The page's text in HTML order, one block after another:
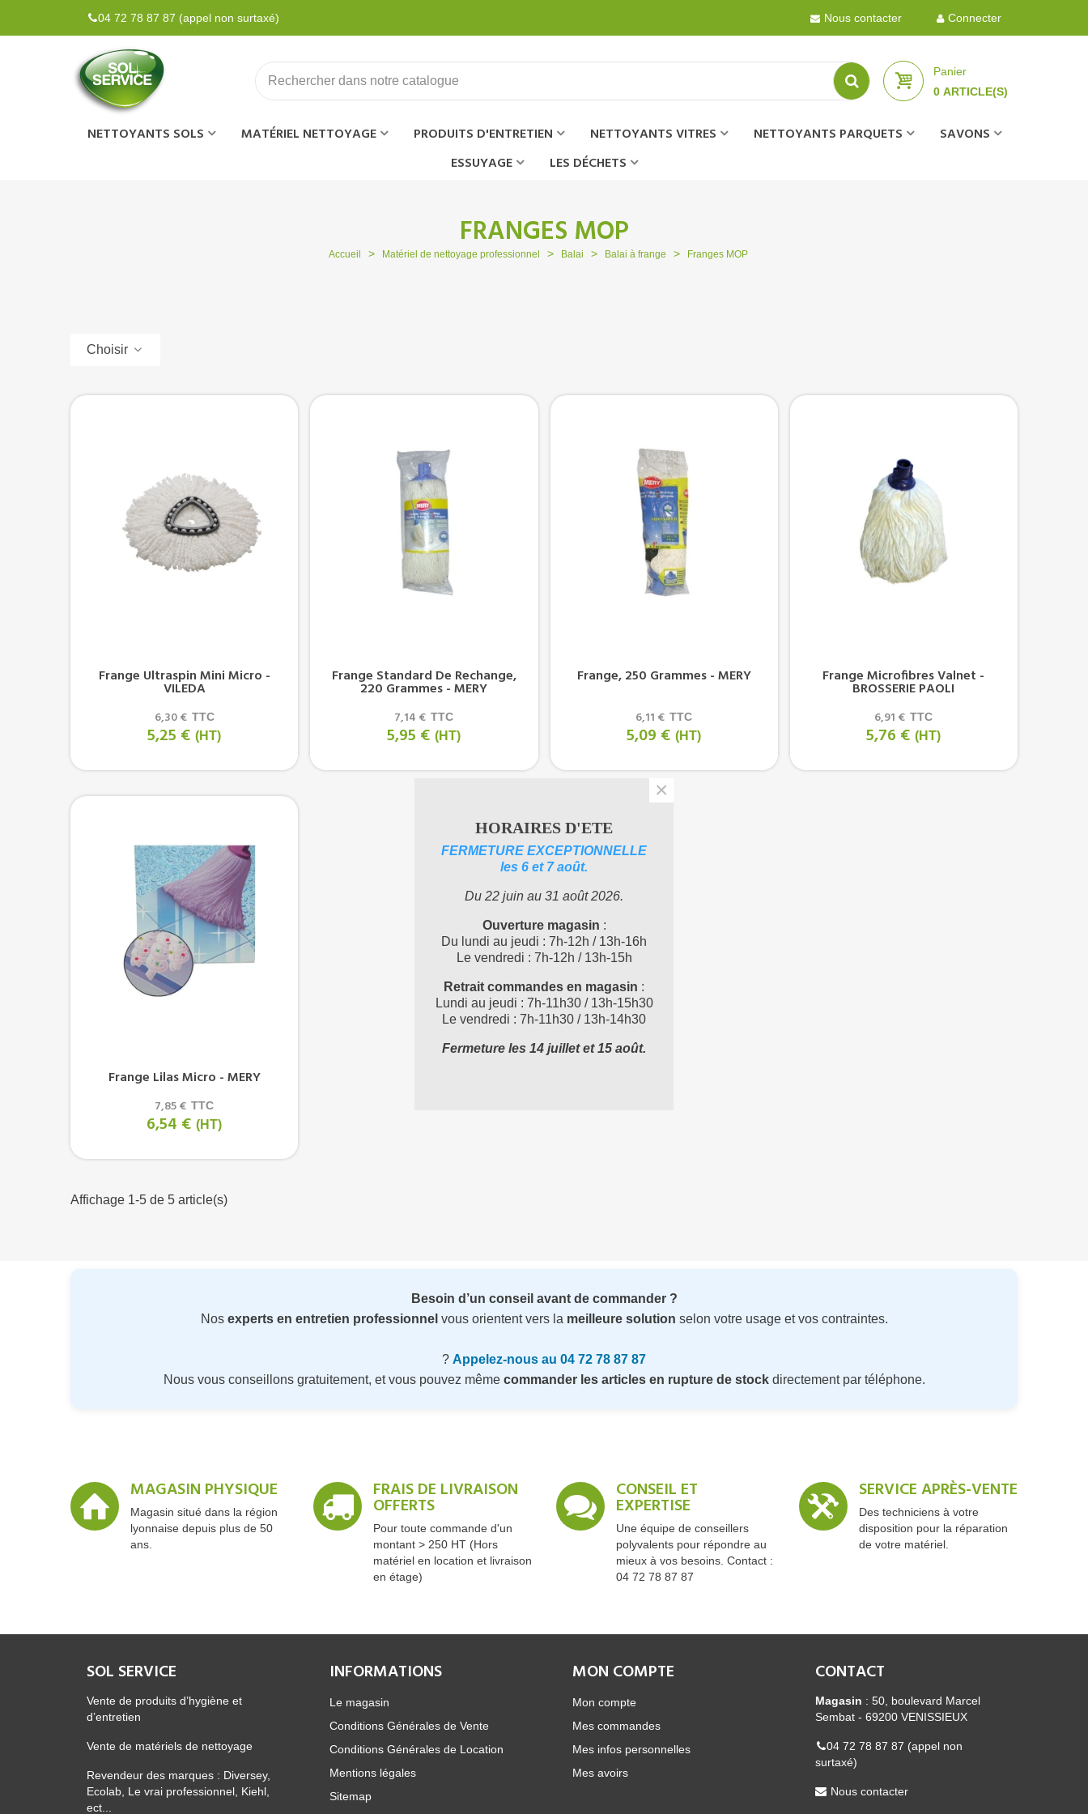
04 72 78 87 87 (appel non surtaxé) Nous contacter Connecter
Panier
0 ARTICLE(S)
NETTOYANTS SOLS MATÉRIEL NETTOYAGE PRODUITS D'ENTRETIEN NETTOYANTS VITRES NETTOYANTS PARQUETS
SAVONS
ESSUYAGE
LES DÉCHETS
FRANGES MOP
Accueil > Matériel de nettoyage professionnel > Balai > Balai à frange > Franges MOP
Choisir
Frange Ultraspin Mini Micro -
VILEDA
6,30 € TTC
5,25 € (HT)
Frange Standard De Rechange,
220 Grammes - MERY
7,14 € TTC
5,95 € (HT)
Frange, 250 Grammes - MERY
6,11 € TTC
5,09 € (HT)
Frange Microfibres Valnet -
BROSSERIE PAOLI
6,91 € TTC
5,76 € (HT)
Frange Lilas Micro - MERY
7,85 € TTC
6,54 € (HT)
Affichage 1-5 de 5 article(s)
Besoin d’un conseil avant de commander ?
Nos experts en entretien professionnel vous orientent vers la meilleure solution selon votre usage et vos contraintes.
? Appelez-nous au 04 72 78 87 87
Nous vous conseillons gratuitement, et vous pouvez même commander les articles en rupture de stockdirectement par téléphone.
MAGASIN PHYSIQUE
Magasin situé dans la région
lyonnaise depuis plus de 50
ans.
FRAIS DE LIVRAISON
OFFERTS
Pour toute commande d'un
montant > 250 HT (Hors
matériel en location et livraison
en étage)
CONSEIL ET
EXPERTISE
Une équipe de conseillers
polyvalents pour répondre au
mieux à vos besoins. Contact :
04 72 78 87 87
SERVICE APRÈS-VENTE
Des techniciens à votre
disposition pour la réparation
de votre matériel.
INFORMATIONS
Le magasin
Conditions Générales de Vente
Conditions Générales de Location
Mentions légales
Sitemap
MON COMPTE
Mon compte
Mes commandes
Mes infos personnelles
Mes avoirs
SOL SERVICE
Vente de produits d’hygiène et
d’entretien
Vente de matériels de nettoyage
Revendeur des marques : Diversey,
Ecolab, Le vrai professionnel, Kiehl,
ect...
CONTACT
Magasin : 50, boulevard Marcel
Sembat - 69200 VENISSIEUX
04 72 78 87 87 (appel non
surtaxé)
Nous contacter
HORAIRES D'ETE
FERMETURE EXCEPTIONNELLE
les 6 et 7 août.
Du 22 juin au 31 août 2026.
Ouverture magasin :
Du lundi au jeudi : 7h-12h / 13h-16h
Le vendredi : 7h-12h / 13h-15h
Retrait commandes en magasin :
Lundi au jeudi : 7h-11h30 / 13h-15h30
Le vendredi : 7h-11h30 / 13h-14h30
Fermeture les 14 juillet et 15 août.
×